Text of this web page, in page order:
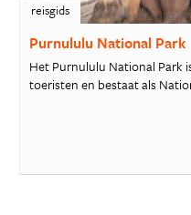
reisgids
Purnululu National Park
Het Purnululu National Park
toeristen en bestaat als